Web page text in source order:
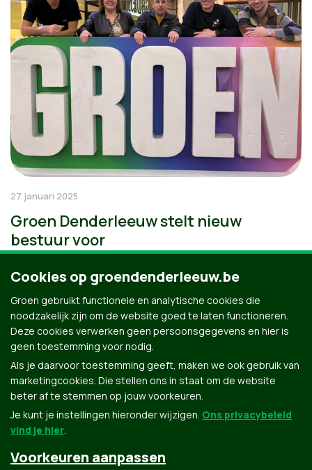
27 januari 2025
Groen Denderleeuw stelt nieuw
bestuur voor
Groen.be
Cookies op groendenderleeuw.be
Groen gebruikt functionele en analytische cookies die
noodzakelijk zijn om de website goed te laten functioneren.
Deze cookies verwerken geen persoonsgegevens en hier is
geen toestemming voor nodig.
Als je daarvoor toestemming geeft, maken we ook gebruik van
marketingcookies. Die stellen ons in staat om de website
beter af te stemmen op jouw voorkeuren.
Je kunt je instellingen hieronder wijzigen. Ons privacybeleid
vind je hier.
Voorkeuren aanpassen